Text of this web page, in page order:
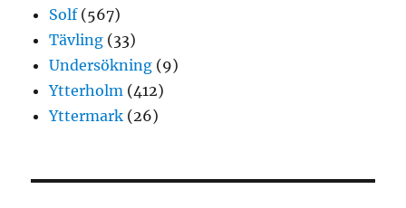
Solf(567)
Tävling (33)
Undersökning (9)
Ytterholm (412)
Yttermark (26)